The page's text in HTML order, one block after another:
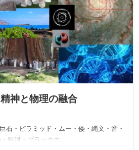
神と物理の融合
石・ピラミッド・ムー・倭・縄文・音・
銀河・ブラックホ…